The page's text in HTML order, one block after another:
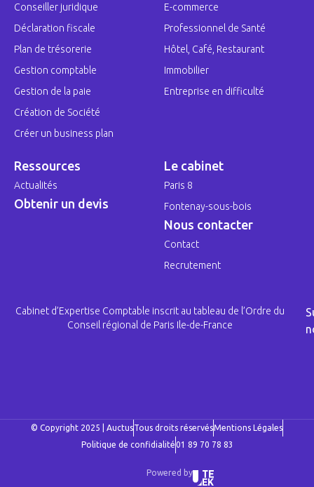
Conseiller juridique
Déclaration fiscale
Plan de trésorerie
Gestion comptable
Gestion de la paie
Création de Société
Créer un business plan
E-commerce
Professionnel de Santé
Hôtel, Café, Restaurant
Immobilier
Entreprise en difficulté
Ressources
Actualités
Obtenir un devis
Le cabinet
Paris 8
Fontenay-sous-bois
Nous contacter
Contact
Recrutement
Cabinet d’Expertise Comptable inscrit au tableau de l’Ordre du
Conseil régional de Paris Ile-de-France
© Copyright 2025 | AuctusTous droits réservésMentions Légales
Politique de confidialité01 89 70 78 83
Powered by